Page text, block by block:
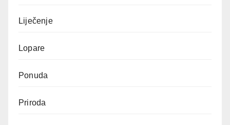
Liječenje
Lopare
Ponuda
Priroda